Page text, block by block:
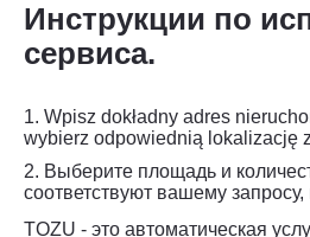
Инструкции по
сервиса.
1. Wpisz dokładny adres
wybierz odpowiednią lokalizację
2. Выберите площадь и
соответствуют вашему
TOZU - это автоматическая